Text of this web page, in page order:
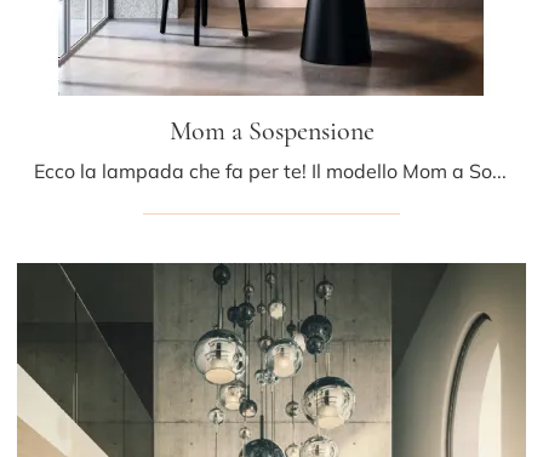
Mom a Sospensione
Ecco la lampada che fa per te! Il modello Mom a Sospensione è una tra le nostre lampade a sospensione di Pentalight.